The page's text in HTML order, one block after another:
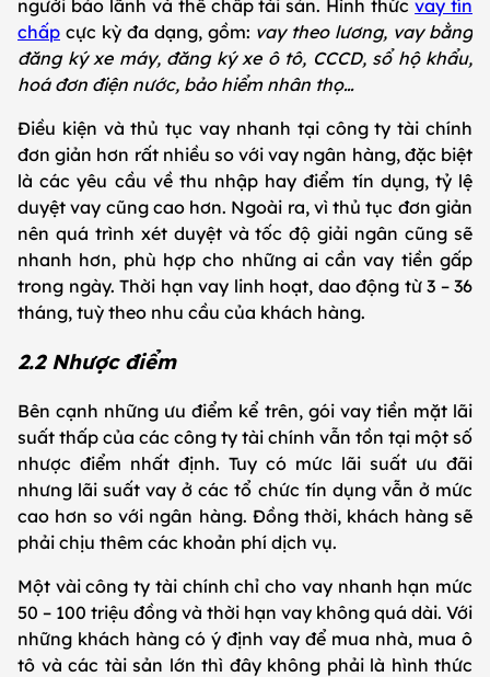
người bảo lãnh và thế chấp tài sản. Hình thứcvay tín
chấp cực kỳ đa dạng, gồm: vay theo lương, vay bằng
đăng ký xe máy, đăng ký xe ô tô, CCCD, sổ hộ khẩu,
hoá đơn điện nước, bảo hiểm nhân thọ…
Điều kiện và thủ tục vay nhanh tại công ty tài chính
đơn giản hơn rất nhiều so với vay ngân hàng, đặc biệt
là các yêu cầu về thu nhập hay điểm tín dụng, tỷ lệ
duyệt vay cũng cao hơn. Ngoài ra, vì thủ tục đơn giản
nên quá trình xét duyệt và tốc độ giải ngân cũng sẽ
nhanh hơn, phù hợp cho những ai cần vay tiền gấp
trong ngày. Thời hạn vay linh hoạt, dao động từ 3 – 36
tháng, tuỳ theo nhu cầu của khách hàng.
2.2 Nhược điểm
Bên cạnh những ưu điểm kể trên, gói vay tiền mặt lãi
suất thấp của các công ty tài chính vẫn tồn tại một số
nhược điểm nhất định. Tuy có mức lãi suất ưu đãi
nhưng lãi suất vay ở các tổ chức tín dụng vẫn ở mức
cao hơn so với ngân hàng. Đồng thời, khách hàng sẽ
phải chịu thêm các khoản phí dịch vụ.
Một vài công ty tài chính chỉ cho vay nhanh hạn mức
50 – 100 triệu đồng và thời hạn vay không quá dài. Với
những khách hàng có ý định vay để mua nhà, mua ô
tô và các tài sản lớn thì đây không phải là hình thức